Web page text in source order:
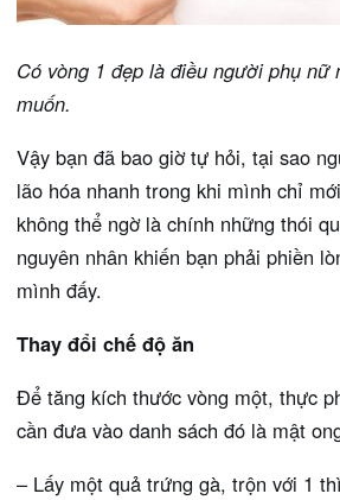
Có vòng 1 đẹp là điều người phụ nữ
muốn.
Vậy bạn đã bao giờ tự hỏi, tại sao
lão hóa nhanh trong khi mình chỉ
không thể ngờ là chính những thói
nguyên nhân khiến bạn phải phiền
mình đấy.
Thay đổi chế độ ăn
Để tăng kích thước vòng một, thực
cần đưa vào danh sách đó là mật
– Lấy một quả trứng gà, trộn với 1